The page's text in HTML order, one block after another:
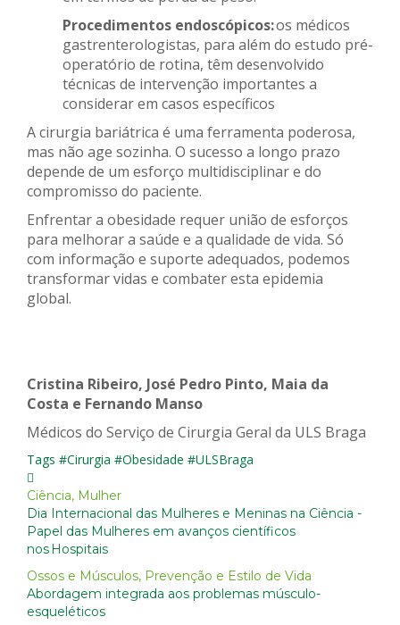
Procedimentos endoscópicos:os médicos
gastrenterologistas, para além do estudo pré-
operatório de rotina, têm desenvolvido
técnicas de intervenção importantes a
considerar em casos específicos
A cirurgia bariátrica é uma ferramenta poderosa,
mas não age sozinha. O sucesso a longo prazo
depende de um esforço multidisciplinar e do
compromisso do paciente.
Enfrentar a obesidade requer união de esforços
para melhorar a saúde e a qualidade de vida. Só
com informação e suporte adequados, podemos
transformar vidas e combater esta epidemia
global.
Cristina Ribeiro, José Pedro Pinto, Maia da
Costa e Fernando Manso
Médicos do Serviço de Cirurgia Geral da ULS Braga
Tags #Cirurgia #Obesidade #ULSBraga
Ciência, Mulher
Dia Internacional das Mulheres e Meninas na Ciência -
Papel das Mulheres em avanços científicos
nos Hospitais
Ossos e Músculos, Prevenção e Estilo de Vida
Abordagem integrada aos problemas músculo-
esqueléticos